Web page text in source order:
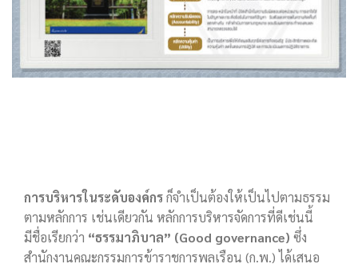
การบริหารในระดับองค์กรก็จำเป็นต้องให้เป็นไปตามธรรม
ตามหลักการ เช่นเดียวกัน หลักการบริหารจัดการที่ดีเช่นนี้
มีชื่อเรียกว่า “ธรรมาภิบาล” (Good governance) ซึ่ง
สำนักงานคณะกรรมการข้าราชการพลเรือน (ก.พ.) ได้เสนอ